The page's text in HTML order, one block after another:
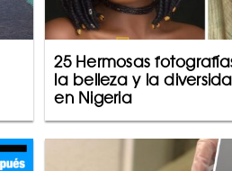
25 Hermosas
la belleza y la
en Nigeria